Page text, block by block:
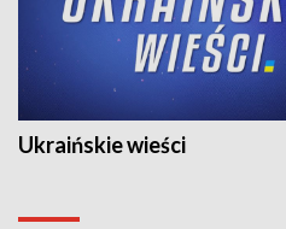
Ukraińskie wieści